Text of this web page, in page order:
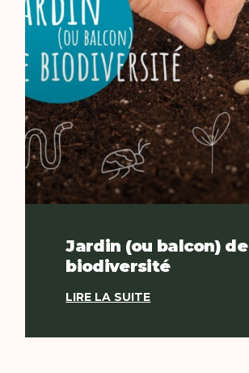
Jardin (ou balcon) de
biodiversité
LIRE LA SUITE